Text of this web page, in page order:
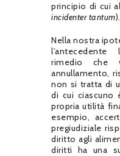
principio di cui
incidenter tantum).
Nella nostra
rimedio che
annullamento,
non si tratta di
di cui ciascuno
propria utilità
esempio,
pregiudiziale
diritto agli
diritti ha una